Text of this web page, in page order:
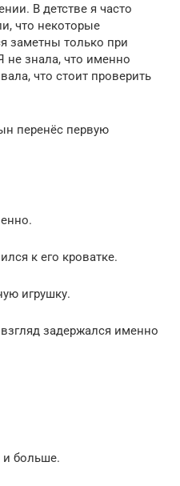
В детстве я часто
что некоторые
заметны только при
знала, что именно
что стоит проверить
перенёс первую
к его кроватке.
игрушку.
задержался именно
и больше.